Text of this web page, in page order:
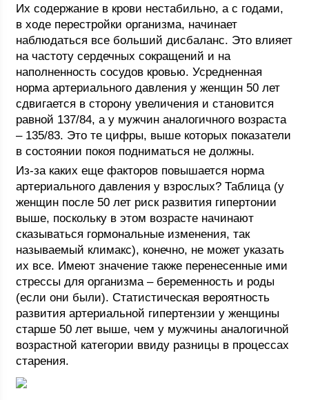
Их содержание в крови нестабильно, а с годами,
в ходе перестройки организма, начинает
наблюдаться все больший дисбаланс. Это влияет
на частоту сердечных сокращений и на
наполненность сосудов кровью. Усредненная
норма артериального давления у женщин 50 лет
сдвигается в сторону увеличения и становится
равной 137/84, а у мужчин аналогичного возраста
– 135/83. Это те цифры, выше которых показатели
в состоянии покоя подниматься не должны.
Из-за каких еще факторов повышается норма
артериального давления у взрослых? Таблица (у
женщин после 50 лет риск развития гипертонии
выше, поскольку в этом возрасте начинают
сказываться гормональные изменения, так
называемый климакс), конечно, не может указать
их все. Имеют значение также перенесенные ими
стрессы для организма – беременность и роды
(если они были). Статистическая вероятность
развития артериальной гипертензии у женщины
старше 50 лет выше, чем у мужчины аналогичной
возрастной категории ввиду разницы в процессах
старения.